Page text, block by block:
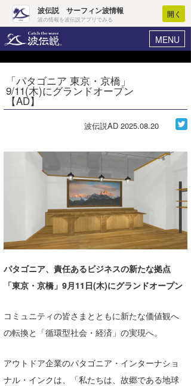
波伝説 サーフィン波情報
波の情報を波伝説アプリでみる
開く
MENU
ヘルプ マイホーム
ログイン
ニュース
サーフィンエリアガイド
今月のプレゼント
「パタゴニア 東京・京橋」
9/11(木)にグランドオープン
【AD】
波伝説AD 2025.08.20
パタゴニア、責任あるビジネスの新たな拠点
「東京・京橋」9月11日(木)にグランドオープン
コミュニティの皆さまとともに新たな価値観へ
の転換と「循環型社会・経済」の実現へ。
アウトドア企業のパタゴニア・インターナショ
ナル・インクは、「私たちは、故郷である地球
Core Surf Japan
コンテスト
ファッション/グッズ
アート＆エンタメ
コラム
ショップ情報
ショップ情報
湘南
大阪
ウラナミ
お知らせ
ルール＆How to